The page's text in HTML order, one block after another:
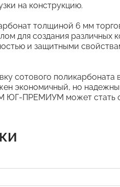
на конструкцию.
толщиной 6 мм
для создания различных
и защитными
сотового поликарбоната
экономичный, но
ЮГ-ПРЕМИУМ может стать